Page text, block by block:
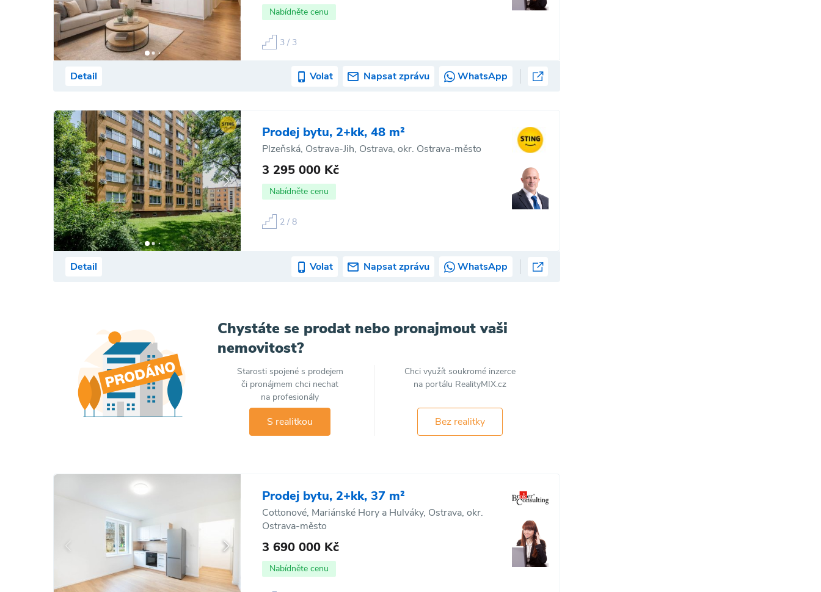
Nabídněte cenu
3 / 3
Detail Volat Napsat zprávu WhatsApp
Prodej bytu, 2+kk, 48 m²
Plzeňská, Ostrava-Jih, Ostrava, okr. Ostrava-město
3 295 000 Kč
Nabídněte cenu
2 / 8
Detail Volat Napsat zprávu WhatsApp
Chystáte se prodat nebo pronajmout vaši
nemovitost?
Starosti spojené s prodejem
či pronájmem chci nechat
na profesionály
S realitkou
Chci využít soukromé inzerce
na portálu RealityMIX.cz
Bez realitky
Prodej bytu, 2+kk, 37 m²
Cottonové, Mariánské Hory a Hulváky, Ostrava, okr.
Ostrava-město
3 690 000 Kč
Nabídněte cenu